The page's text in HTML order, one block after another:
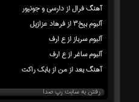
آهنگ فرال از دارسی و جونیور
آلبوم بیخ۳ از فرهاد عزازیل
آلبوم سرباز از ع ارف
آلبوم ساغر از ع ارف
آهنگ بعد از من از بابک راکت
رفتن به سایت رپ صدا